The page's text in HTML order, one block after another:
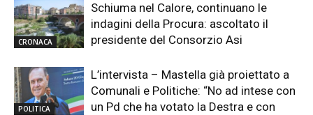
CRONACA
Schiuma nel Calore, continuano le
indagini della Procura: ascoltato il
presidente del Consorzio Asi
POLITICA
L’intervista – Mastella già proiettato a
Comunali e Politiche: “No ad intese con
un Pd che ha votato la Destra e con